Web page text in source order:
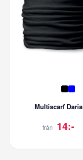
Multiscarf Daria
från 14:-